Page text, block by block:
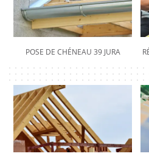
POSE DE CHÉNEAU 39 JURA